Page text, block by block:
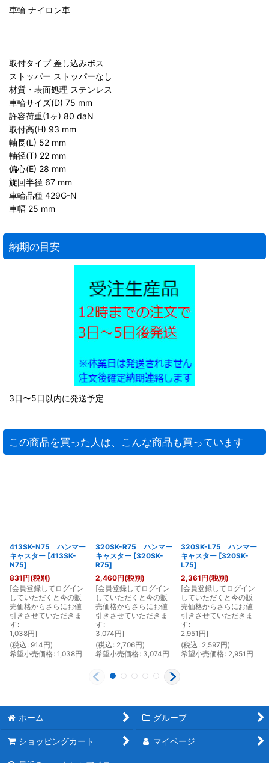
車輪 ナイロン車
取付タイプ 差し込みボス
ストッパー ストッパーなし
材質・表面処理 ステンレス
車輪サイズ(D) 75 mm
許容荷重(1ヶ) 80 daN
取付高(H) 93 mm
軸長(L) 52 mm
軸径(T) 22 mm
偏心(E) 28 mm
旋回半径 67 mm
車輪品種 429G-N
車幅 25 mm
納期の目安
3日〜5日以内に発送予定
この商品を買った人は、こんな商品も買っています
413SK-N75 ハンマー
キャスター [413SK-
N75]
831円(税別)
[会員登録してログイン
していただくと今の販
売価格からさらにお値
引きさせていただきま
す :
1,038円]
(税込 : 914円)
希望小売価格: 1,038円
320SK-R75 ハンマー
キャスター [320SK-
R75]
2,460円(税別)
[会員登録してログイン
していただくと今の販
売価格からさらにお値
引きさせていただきま
す :
3,074円]
(税込 : 2,706円)
希望小売価格: 3,074円
320SK-L75 ハンマー
キャスター [320SK-
L75]
2,361円(税別)
[会員登録してログイン
していただくと今の販
売価格からさらにお値
引きさせていただきま
す :
2,951 円]
(税込 : 2,597円)
希望小売価格: 2,951 円
ホーム グループ
ショッピングカート マイページ